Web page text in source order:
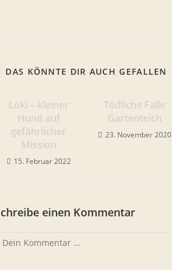
DAS KÖNNTE DIR AUCH GEFALLEN
Loki – kleiner
Hund auf
gefährlicher
Mission
15. Februar 2022
Tödliche Falle
Gartenteich
23. November 2020
einen Kommentar